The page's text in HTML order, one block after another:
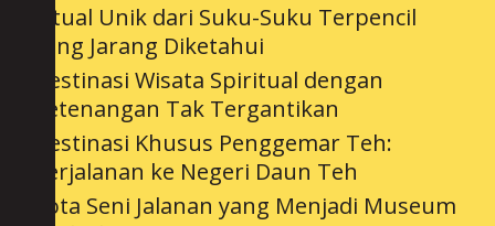
Ritual Unik dari Suku-Suku Terpencil
yang Jarang Diketahui
Destinasi Wisata Spiritual dengan
Ketenangan Tak Tergantikan
Destinasi Khusus Penggemar Teh:
Perjalanan ke Negeri Daun Teh
Kota Seni Jalanan yang Menjadi Museum